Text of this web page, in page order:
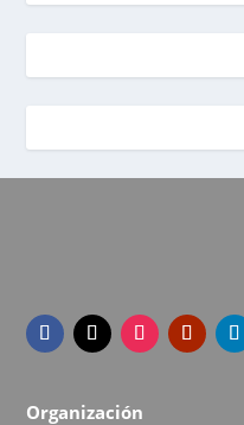
Organización